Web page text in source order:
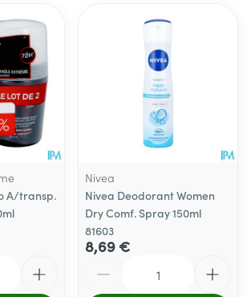
A/transp.
Nivea
Nivea Deodorant Women
Dry Comf. Spray 150ml
81603
8,69 €